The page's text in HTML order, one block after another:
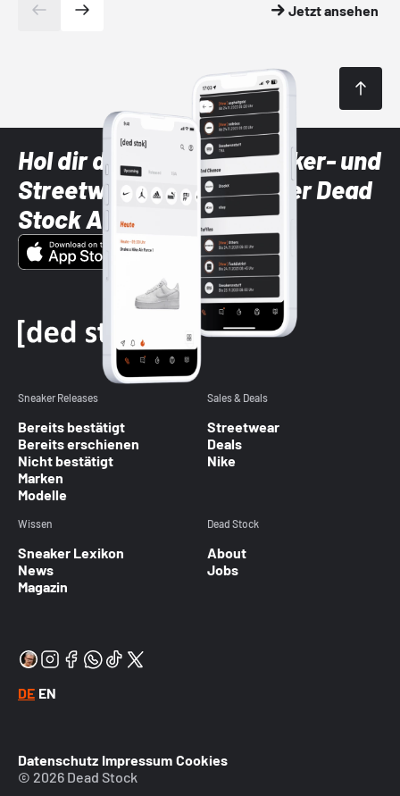
Jetzt ansehen
Hol dir die neuesten Sneaker- und
Streetwear-Brands mit der Dead
Stock App
Sneaker Releases
Bereits bestätigt
Bereits erschienen
Nicht bestätigt
Marken
Modelle
Sales & Deals
Streetwear
Deals
Nike
Wissen
Sneaker Lexikon
News
Magazin
Dead Stock
About
Jobs
DE EN
Datenschutz Impressum Cookies
© 2026 Dead Stock